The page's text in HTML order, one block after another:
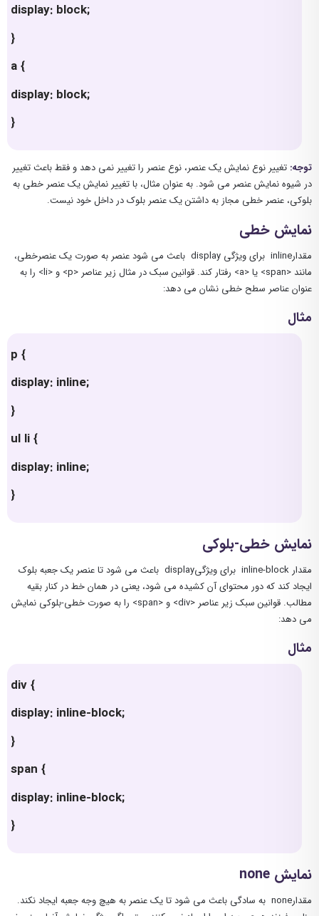
display: block;
}
a {
display: block;
}
توجه: تغییر نوع نمایش یک عنصر، نوع عنصر را تغییر نمی دهد و فقط باعث تغییر
در شیوه نمایش عنصر می شود. به عنوان مثال، با تغییر نمایش یک عنصر خطی به
بلوکی، عنصر خطی مجاز به داشتن یک عنصر بلوک در داخل خود نیست.
نمایش خطی
مقدارinline برای ویژگی display باعث می شود عنصر به صورت یک عنصرخطی،
مانند <span> یا <a> رفتار کند. قوانین سبک در مثال زیر عناصر <p> و <li> را به
عنوان عناصر سطح خطی نشان می دهد:
مثال
p {
display: inline;
}
ul li {
display: inline;
}
نمایش خطی-بلوکی
مقدار inline-block برای ویژگیdisplay باعث می شود تا عنصر یک جعبه بلوک
ایجاد کند که دور محتوای آن کشیده می شود، یعنی در همان خط در کنار بقیه
مطالب. قوانین سبک زیر عناصر <div> و <span> را به صورت خطی-بلوکی نمایش
می دهد:
مثال
div {
display: inline-block;
}
span {
display: inline-block;
}
نمایش none
مقدارnone به سادگی باعث می شود تا یک عنصر به هیچ وجه جعبه ایجاد نکند.